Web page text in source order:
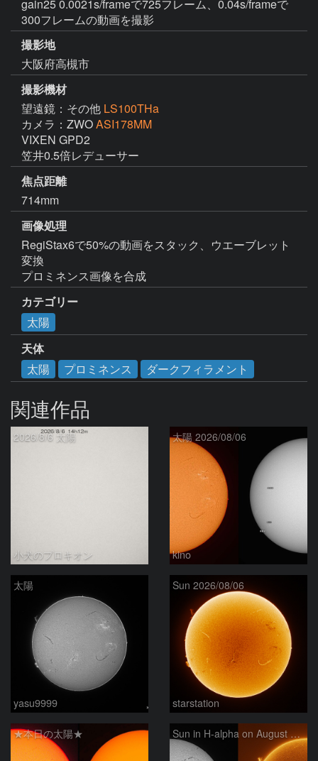
gain25 0.0021s/frameで725フレーム、0.04s/frameで
300フレームの動画を撮影
撮影地
大阪府高槻市
撮影機材
望遠鏡：その他 LS100THa
カメラ：ZWOASI178MM
VIXEN GPD2
笠井0.5倍レデューサー
焦点距離
714mm
画像処理
RegiStax6で50%の動画をスタック、ウエーブレット
変換
カテゴリー
太陽
天体
太陽
プロミネンス ダークフィラメント
関連作品
2026/8/6 太陽
小犬のプロキオン
太陽 2026/08/06
kino
太陽
yasu9999
Sun 2026/08/06
starstation
★本日の太陽★ Sun in H-alpha on August 6, 2026